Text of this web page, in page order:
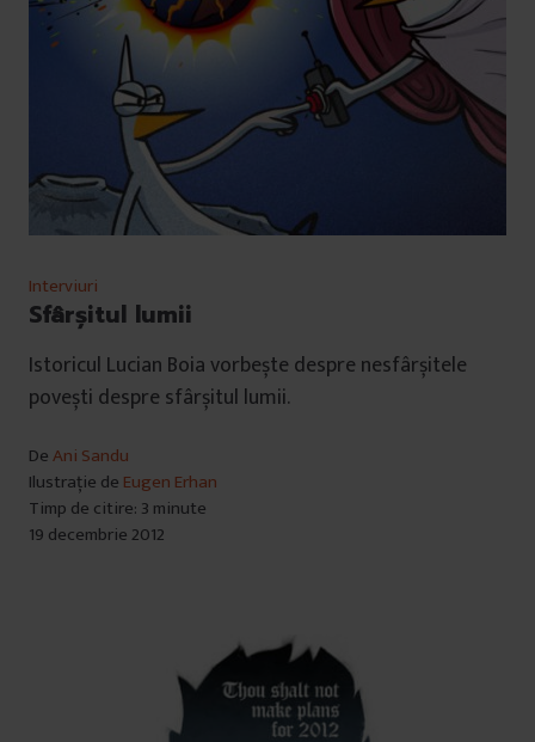
Interviuri
Sfârșitul lumii
Istoricul Lucian Boia vorbește despre nesfârșitele
povești despre sfârșitul lumii.
DeAni Sandu
Ilustrație de Eugen Erhan
Timp de citire: 3 minute
19 decembrie 2012